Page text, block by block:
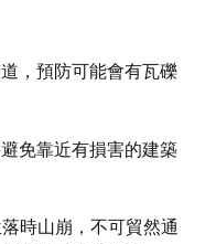
，預防可能會有瓦礫
免靠近有損害的建築
時山崩，不可貿然通